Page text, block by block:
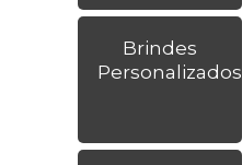
Brindes
Personalizados